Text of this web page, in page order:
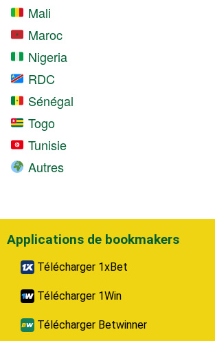
Mali
Maroc
Nigeria
RDC
Sénégal
Togo
Tunisie
Autres
Applications de bookmakers
Télécharger 1xBet
Télécharger 1Win
Télécharger Betwinner